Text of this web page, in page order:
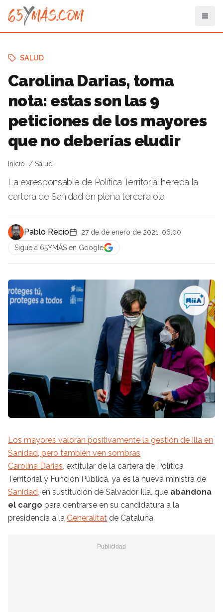
SALUD
Carolina Darias, toma
nota: estas son las 9
peticiones de los mayores
que no deberías eludir
Inicio Salud
La exresponsable de Política Territorial hereda la
cartera de Sanidad en plena tercera ola
Pablo Recio
27 de de enero de 2021, 06:00
Sigue a 65YMÁS en Google
Los mayores valoran positivamente la gestión de Illa en
Sanidad, pero también ven sombras
Carolina Darias, extitular de la cartera de Política
Territorial y Función Pública, ya es la nueva ministra de
Sanidad, en sustitución de Salvador Illa, que abandona
el cargo para centrarse en su candidatura a la
presidencia a la Generalitat de Cataluña.